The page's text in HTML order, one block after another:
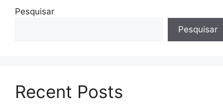
Pesquisar
Pesquisar
Recent Posts